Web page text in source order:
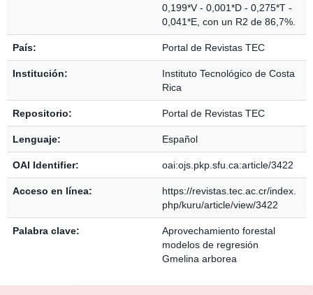
0,199*V - 0,001*D - 0,275*T -
0,041*E, con un R2 de 86,7%.
País: Portal de Revistas TEC
Institución:
Instituto Tecnológico de Costa
Rica
Repositorio: Portal de Revistas TEC
Lenguaje: Español
OAI Identifier: oai:ojs.pkp.sfu.ca:article/3422
Acceso en línea:
https://revistas.tec.ac.cr/index.
php/kuru/article/view/3422
Palabra clave:
Aprovechamiento forestal
modelos de regresión
Gmelina arborea